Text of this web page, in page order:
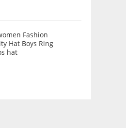
Fashion
Hat Boys Ring
Cap Garros hat